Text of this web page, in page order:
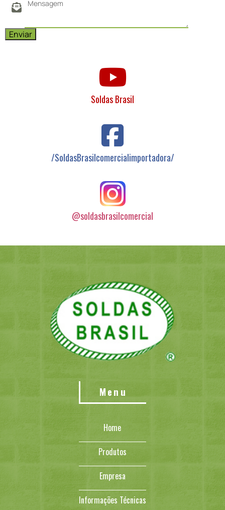
Soldas Brasil
/SoldasBrasilcomercialimportadora/
@soldasbrasilcomercial
Menu
Home
Produtos
Empresa
Informações Técnicas